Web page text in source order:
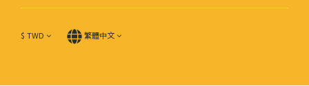
$ TWD 繁體中文